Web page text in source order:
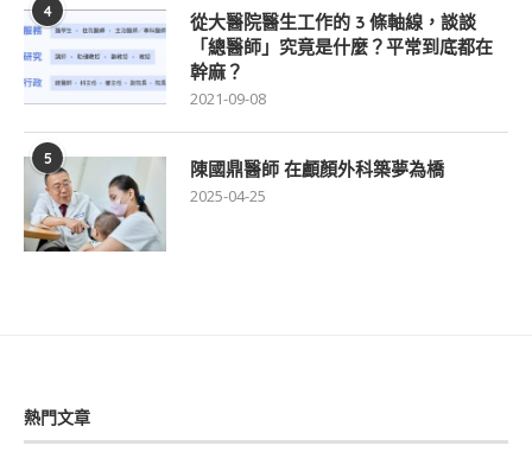
4
從大醫院醫生工作的 3 條軸線，談談
「總醫師」究竟是什麼？平常到底都在
幹麻？
2021-09-08
5 陳國鼎醫師 在顱顏外科築夢為橋
2025-04-25
熱門文章